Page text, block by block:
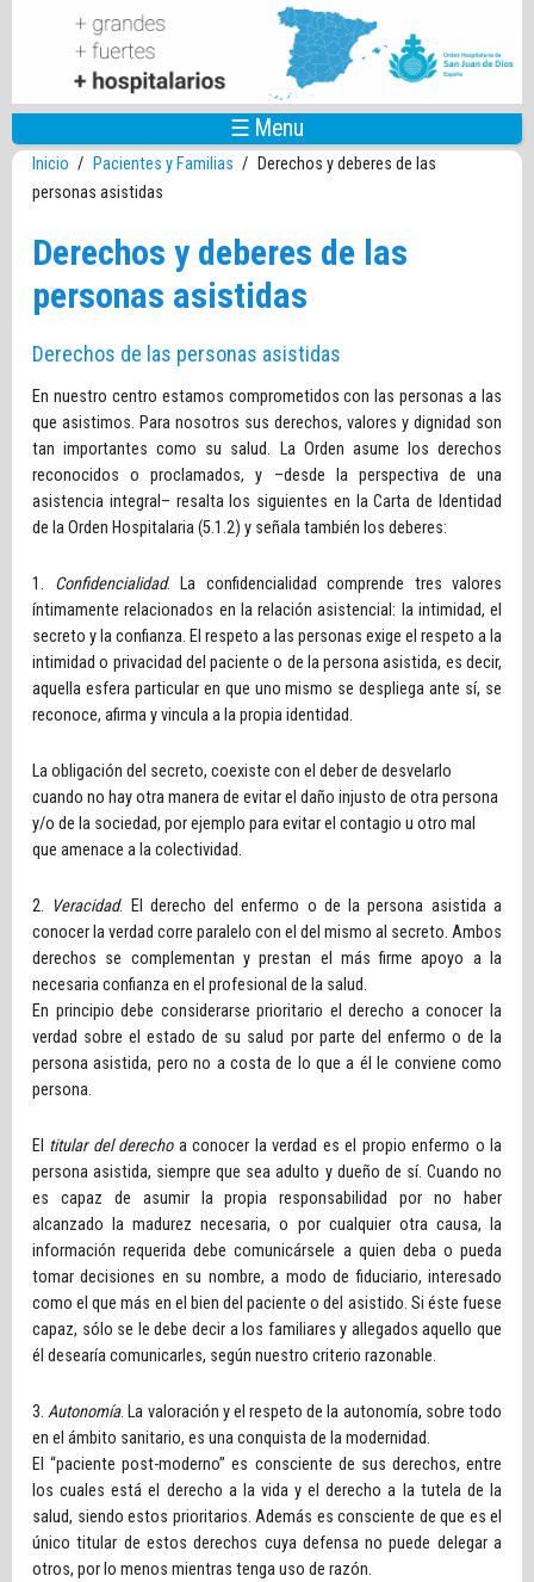
Pasar al contenido principal
☰ Menu
Inicio / Pacientes y Familias / Derechos y deberes de las
personas asistidas
Derechos y deberes de las
personas asistidas
Derechos de las personas asistidas
En nuestro centro estamos comprometidos con las personas a las
que asistimos. Para nosotros sus derechos, valores y dignidad son
tan importantes como su salud. La Orden asume los derechos
reconocidos o proclamados, y –desde la perspectiva de una
asistencia integral– resalta los siguientes en la Carta de Identidad
de la Orden Hospitalaria (5.1.2) y señala también los deberes:
1. Confidencialidad. La confidencialidad comprende tres valores
íntimamente relacionados en la relación asistencial: la intimidad, el
secreto y la confianza. El respeto a las personas exige el respeto a la
intimidad o privacidad del paciente o de la persona asistida, es decir,
aquella esfera particular en que uno mismo se despliega ante sí, se
reconoce, afirma y vincula a la propia identidad.
La obligación del secreto, coexiste con el deber de desvelarlo
cuando no hay otra manera de evitar el daño injusto de otra persona
y/o de la sociedad, por ejemplo para evitar el contagio u otro mal
que amenace a la colectividad.
2. Veracidad. El derecho del enfermo o de la persona asistida a
conocer la verdad corre paralelo con el del mismo al secreto. Ambos
derechos se complementan y prestan el más firme apoyo a la
necesaria confianza en el profesional de la salud.
En principio debe considerarse prioritario el derecho a conocer la
verdad sobre el estado de su salud por parte del enfermo o de la
persona asistida, pero no a costa de lo que a él le conviene como
persona.
El titular del derechoa conocer la verdad es el propio enfermo o la
persona asistida, siempre que sea adulto y dueño de sí. Cuando no
es capaz de asumir la propia responsabilidad por no haber
alcanzado la madurez necesaria, o por cualquier otra causa, la
información requerida debe comunicársele a quien deba o pueda
tomar decisiones en su nombre, a modo de fiduciario, interesado
como el que más en el bien del paciente o del asistido. Si éste fuese
capaz, sólo se le debe decir a los familiares y allegados aquello que
él desearía comunicarles, según nuestro criterio razonable.
3.Autonomía. La valoración y el respeto de la autonomía, sobre todo
en el ámbito sanitario, es una conquista de la modernidad.
El “paciente post-moderno” es consciente de sus derechos, entre
los cuales está el derecho a la vida y el derecho a la tutela de la
salud, siendo estos prioritarios. Además es consciente de que es el
único titular de estos derechos cuya defensa no puede delegar a
otros, por lo menos mientras tenga uso de razón.